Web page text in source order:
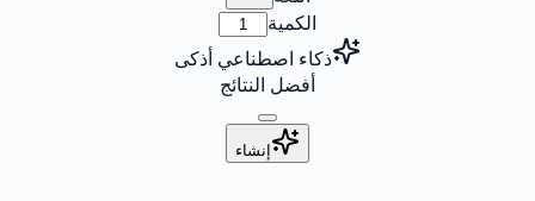
الكمية
ذكاء اصطناعي أذكى
أفضل النتائج
إنشاء